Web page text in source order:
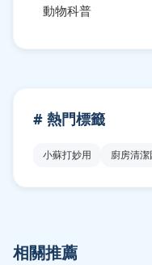
動物科普
# 熱門標籤
小蘇打妙用 廚房清潔
相關推薦